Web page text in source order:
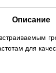
Описание
для